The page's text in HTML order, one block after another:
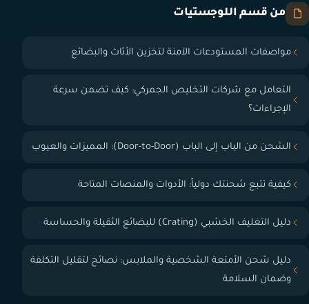
من قسم اللوجستيات
مواصفات المستودعات الآمنة لتخزين الأثاث والبضائع
التعامل مع شركات التخليص الجمركي: كيف تضمن سرعة
الإجراءات؟
الشحن من الباب إلى الباب (Door-to-Door): المميزات والعيوب
كيفية تتبع شحنتك دولياً: الأدوات والمنصات المتاحة
دليل التغليف الخشبي (Crating) للبضائع الثقيلة والحساسة
دليل شحن الأمتعة الشخصية والملابس: نصائح لتقليل التكلفة
وضمان السلامة